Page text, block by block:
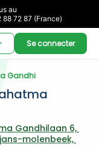
au
72 87 (France)
Se connecter
Gandhi
Gandhilaan 6,
molenbeek,